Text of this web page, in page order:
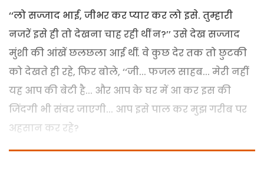
‘‘लो सज्जाद भाई, जीभर कर प्यार कर लो इसे. तुम्हारी
नजरें इसे ही तो देखना चाह रही थीं न?’’ उसे देख सज्जाद
मुंशी की आंखें छलछला आई थीं. वे कुछ देर तक तो छुटकी
को देखते ही रहे, फिर बोले, ‘‘जी... फजल साहब... मेरी नहीं
यह आप की बेटी है... और आप के घर में आ कर इस की
जिंदगी भी संवर जाएगी... आप इसे पाल कर मुझ गरीब पर
अहसान कर रहे?